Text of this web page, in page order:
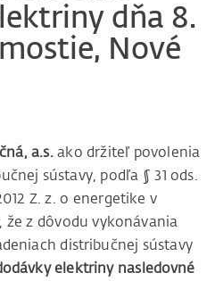
dňa 8.
Nové
a.s.ako držiteľ povolenia
sústavy, podľa § 31 ods.
Z. z. o energetike v
z dôvodu vykonávania
distribučnej sústavy
elektriny nasledovné